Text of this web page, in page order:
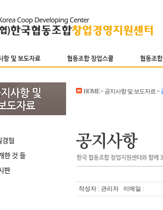
HOME > 공지사항 및 보도자료 >
작성자 : 관리자 이메일 :